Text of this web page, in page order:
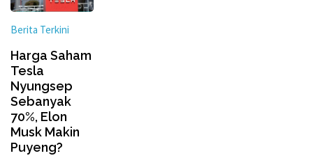
Berita Terkini
Harga Saham
Tesla
Nyungsep
Sebanyak
70%, Elon
Musk Makin
Puyeng?